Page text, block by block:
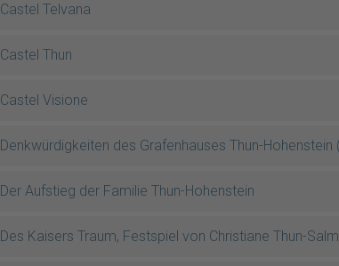
Castel Telvana
Castel Thun
Castel Visione
Denkwürdigkeiten des Grafenhauses Thun-Hohenstein
Der Aufstieg der Familie Thun-Hohenstein
Des Kaisers Traum, Festspiel von Christiane Thun-Salm